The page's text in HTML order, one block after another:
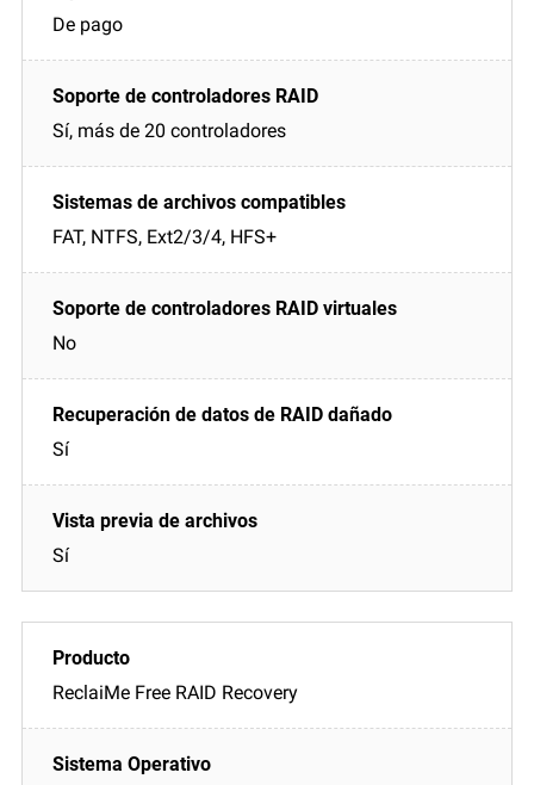
De pago
Sí, más de 20 controladores
FAT, NTFS, Ext2/3/4, HFS+
No
Sí
Sí
ReclaiMe Free RAID Recovery